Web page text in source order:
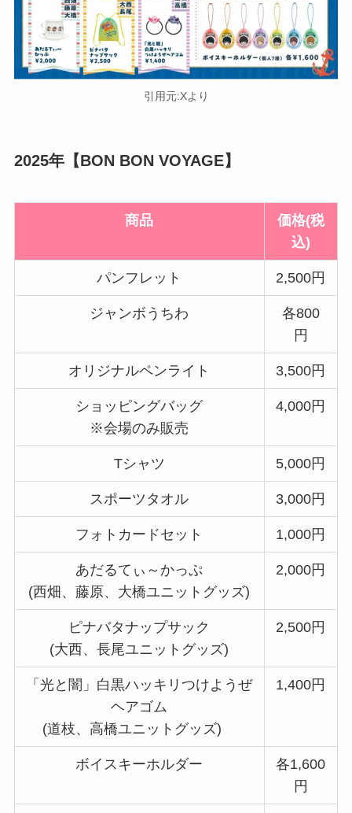
引用元:Xより
2025年【BON BON VOYAGE】
商品
価格(税
込)
パンフレット 2,500円
ジャンボうちわ
各800
円
オリジナルペンライト 3,500円
ショッピングバッグ
※会場のみ販売
4,000円
Tシャツ 5,000円
スポーツタオル 3,000円
フォトカードセット 1,000円
あだるてぃ～かっぷ
(西畑、藤原、大橋ユニットグッズ)
2,000円
ピナバタナップサック
(大西、長尾ユニットグッズ)
2,500円
「光と闇」白黒ハッキリつけようぜ
ヘアゴム
(道枝、高橋ユニットグッズ)
1,400円
ボイスキーホルダー
各1,600
円